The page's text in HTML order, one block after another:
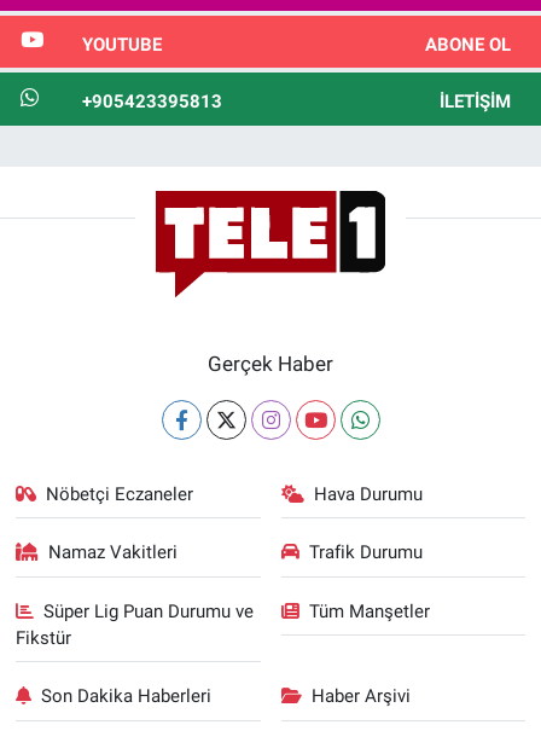
YOUTUBE ABONE OL
+905423395813 İLETIŞIM
Gerçek Haber
Nöbetçi Eczaneler Hava Durumu
Namaz Vakitleri Trafik Durumu
Süper Lig Puan Durumu ve
Fikstür
Tüm Manşetler
Son Dakika Haberleri Haber Arşivi